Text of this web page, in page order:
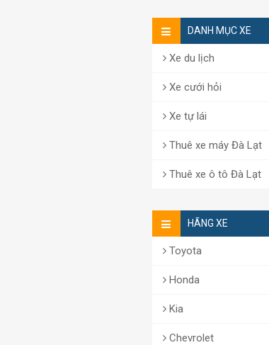
DANH MỤC XE
Xe du lịch
Xe cưới hỏi
Xe tự lái
Thuê xe máy Đà Lạt
Thuê xe ô tô Đà Lạt
HÃNG XE
Toyota
Honda
Kia
Chevrolet